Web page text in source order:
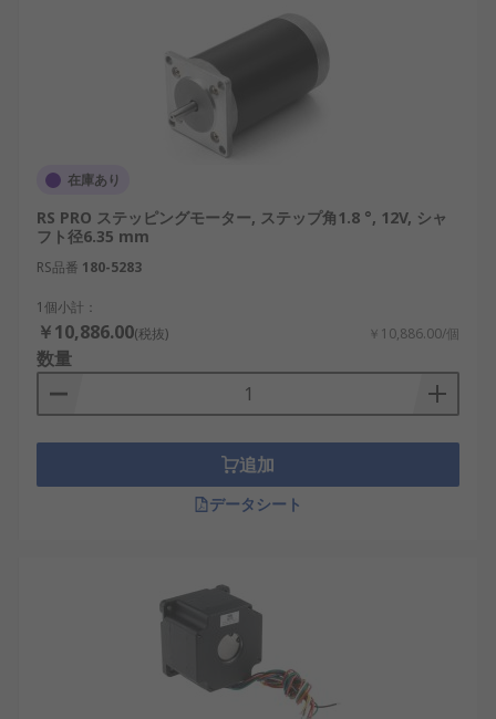
在庫あり
RS PRO ステッピングモーター, ステップ角1.8 °, 12V, シャ
フト径6.35 mm
RS品番 180-5283
1個小計：
￥10,886.00(税抜) ￥10,886.00/個
数量
追加
データシート